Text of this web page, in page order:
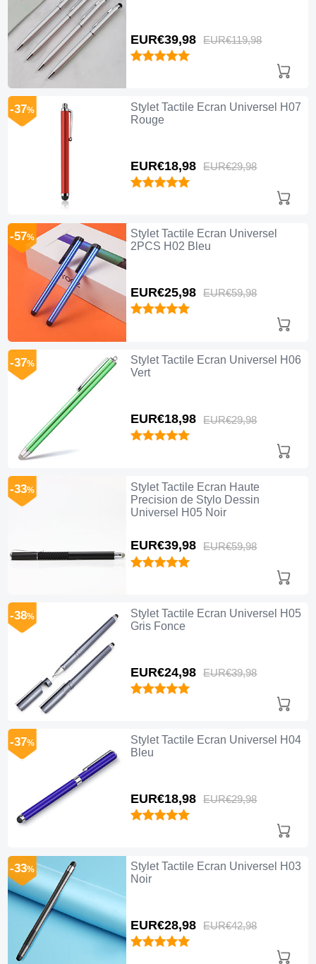
EUR€39,98 EUR€119,98
Stylet Tactile Ecran Universel H07
Rouge
EUR€18,98 EUR€29,98
-37%
Stylet Tactile Ecran Universel
2PCS H02 Bleu
EUR€25,98 EUR€59,98
-57%
Stylet Tactile Ecran Universel H06
Vert
EUR€18,98 EUR€29,98
-37%
Stylet Tactile Ecran Haute
Precision de Stylo Dessin
Universel H05 Noir
EUR€39,98 EUR€59,98
-33%
Stylet Tactile Ecran Universel H05
Gris Fonce
EUR€24,98 EUR€39,98
-38%
Stylet Tactile Ecran Universel H04
Bleu
EUR€18,98 EUR€29,98
-37%
Stylet Tactile Ecran Universel H03
Noir
EUR€28,98 EUR€42,98
-33%